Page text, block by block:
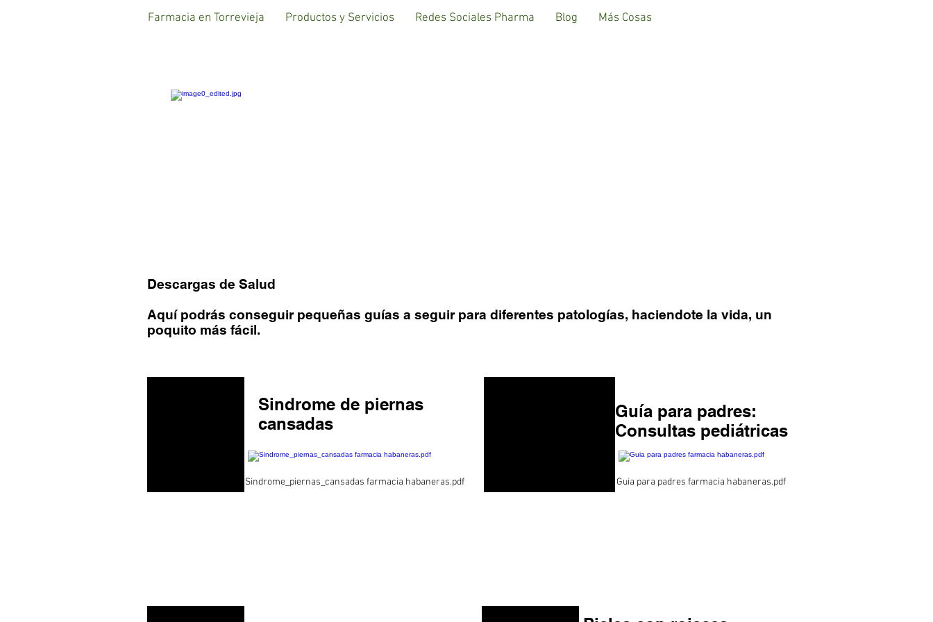
Farmacia en Torrevieja Productos y Servicios Redes Sociales Pharma Blog Más Cosas
Descargas de Salud
Aquí podrás conseguir pequeñas guías a seguir para diferentes patologías, haciendote la vida, un
poquito más fácil.
Sindrome de piernas
cansadas
Sindrome_piernas_cansadas farmacia habaneras.pdf
Guía para padres:
Consultas pediátricas
Guia para padres farmacia habaneras.pdf